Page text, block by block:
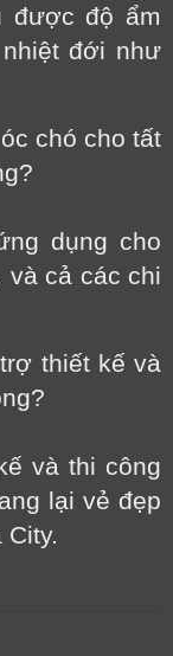
được độ ẩm
đới như
chó cho tất
dụng cho
và cả các chi
thiết kế và
và thi công
lại vẻ đẹp